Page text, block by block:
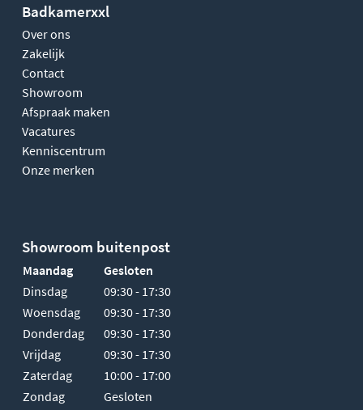
Badkamerxxl
Over ons
Zakelijk
Contact
Showroom
Afspraak maken
Vacatures
Kenniscentrum
Onze merken
Showroom buitenpost
Maandag
Gesloten
Dinsdag
09:30 - 17:30
Woensdag
09:30 - 17:30
Donderdag
09:30 - 17:30
Vrijdag
09:30 - 17:30
Zaterdag
10:00 - 17:00
Zondag
Gesloten